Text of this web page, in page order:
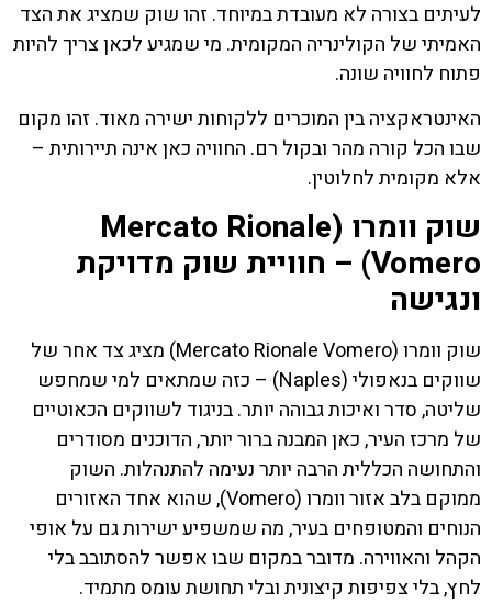
לעיתים בצורה לא מעובדת במיוחד. זהו שוק שמציג את הצד
האמיתי של הקולינריה המקומית. מי שמגיע לכאן צריך להיות
פתוח לחוויה שונה.
האינטראקציה בין המוכרים ללקוחות ישירה מאוד. זהו מקום
שבו הכל קורה מהר ובקול רם. החוויה כאן אינה תיירותית –
אלא מקומית לחלוטין.
שוק וומרו (Mercato Rionale
Vomero) – חוויית שוק מדויקת
ונגישה
שוק וומרו (Mercato Rionale Vomero) מציג צד אחר של
שווקים בנאפולי (Naples) – כזה שמתאים למי שמחפש
שליטה, סדר ואיכות גבוהה יותר. בניגוד לשווקים הכאוטיים
של מרכז העיר, כאן המבנה ברור יותר, הדוכנים מסודרים
והתחושה הכללית הרבה יותר נעימה להתנהלות. השוק
ממוקם בלב אזור וומרו (Vomero), שהוא אחד האזורים
הנוחים והמטופחים בעיר, מה שמשפיע ישירות גם על אופי
הקהל והאווירה. מדובר במקום שבו אפשר להסתובב בלי
לחץ, בלי צפיפות קיצונית ובלי תחושת עומס מתמיד.